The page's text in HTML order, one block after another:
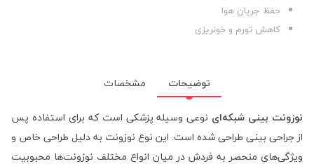
حفظ جریان هوا
کاهش تورم و خونریزی
توضیحات
مشخصات
نوزونت بینی شبکه‌ای نوعی وسیله پزشکی است که برای استفاده پس
از جراحی بینی طراحی شده است. این نوع نوزونت به دلیل طراحی خاص و
ویژگی‌های منحصر به فردش در میان انواع مختلف نوزونت‌ها محبوبیت